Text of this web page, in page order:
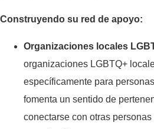
Construyendo su red de apoyo:
Organizaciones locales
organizaciones LGBTQ+
específicamente para
fomenta un sentido de
conectarse con otras